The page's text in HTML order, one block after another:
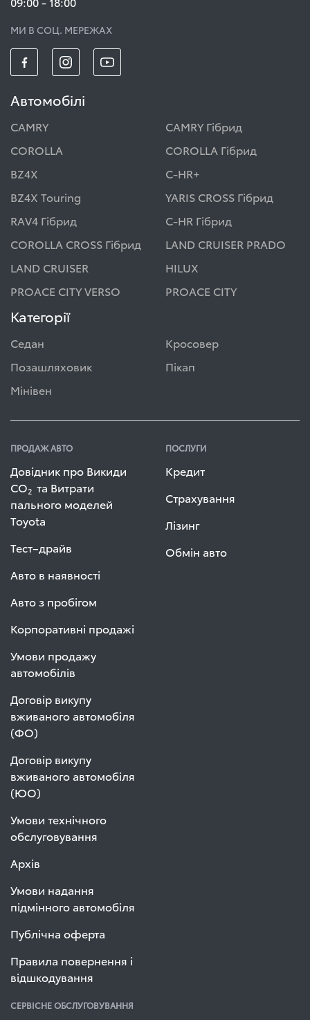
МИ В СОЦ. МЕРЕЖАХ
Автомобілі
CAMRY
CAMRY Гібрид
COROLLA
COROLLA Гібрид
BZ4X
C-HR+
BZ4X Touring
YARIS CROSS Гібрид
RAV4 Гібрид
C-HR Гібрид
COROLLA CROSS Гібрид
LAND CRUISER PRADO
LAND CRUISER
HILUX
PROACE CITY VERSO
PROACE CITY
Категорії
Седан
Кросовер
Позашляховик
Пікап
Мінівен
ПРОДАЖ АВТО
Довідник про Викиди
СО2 та Витрати
пального моделей
Toyota
Тест–драйв
Авто в наявності
Авто з пробігом
Корпоративні продажі
Умови продажу
автомобілів
Договір викупу
вживаного автомобіля
(ФО)
Договір викупу
вживаного автомобіля
(ЮО)
Умови технічного
обслуговування
Архів
Умови надання
підмінного автомобіля
Публічна оферта
Правила повернення і
відшкодування
ПОСЛУГИ
Кредит
Страхування
Лізинг
Обмін авто
СЕРВІСНЕ ОБСЛУГОВУВАННЯ